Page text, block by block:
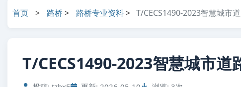
首页 > 路桥 > 路桥专业资料> T/CECS1490-2023智慧城市
T/CECS1490-2023智慧城市